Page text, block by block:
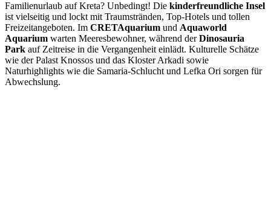
Familienurlaub auf Kreta? Unbedingt! Die kinderfreundliche Insel
ist vielseitig und lockt mit Traumstränden, Top-Hotels und tollen
Freizeitangeboten. Im CRETAquarium und Aquaworld
Aquarium warten Meeresbewohner, während derDinosauria
Park auf Zeitreise in die Vergangenheit einlädt. Kulturelle Schätze
wie der Palast Knossos und das Kloster Arkadi sowie
Naturhighlights wie die Samaria-Schlucht und Lefka Ori sorgen für
Abwechslung.